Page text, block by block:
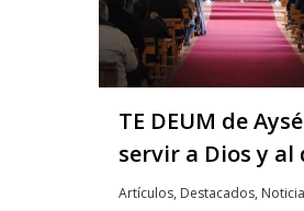
TE DEUM de
servir a Dios y al
Artículos, Destacados,